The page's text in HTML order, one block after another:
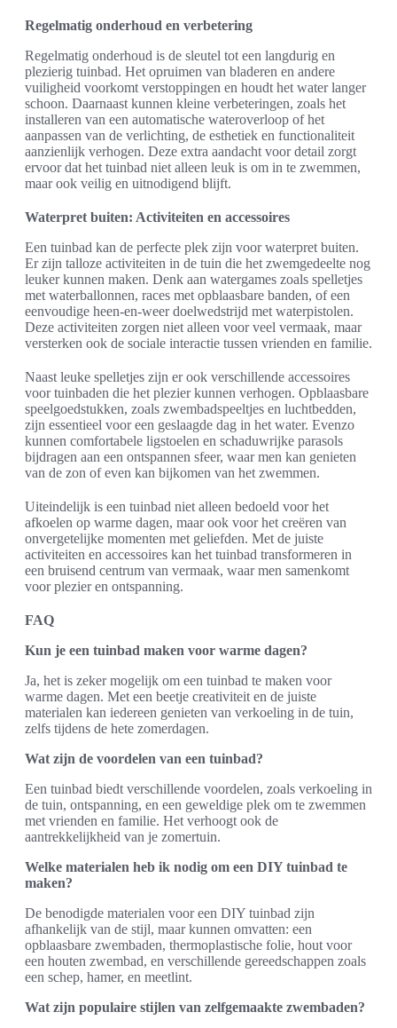
Regelmatig onderhoud en verbetering
Regelmatig onderhoud is de sleutel tot een langdurig en
plezierig tuinbad. Het opruimen van bladeren en andere
vuiligheid voorkomt verstoppingen en houdt het water langer
schoon. Daarnaast kunnen kleine verbeteringen, zoals het
installeren van een automatische wateroverloop of het
aanpassen van de verlichting, de esthetiek en functionaliteit
aanzienlijk verhogen. Deze extra aandacht voor detail zorgt
ervoor dat het tuinbad niet alleen leuk is om in te zwemmen,
maar ook veilig en uitnodigend blijft.
Waterpret buiten: Activiteiten en accessoires
Een tuinbad kan de perfecte plek zijn voor waterpret buiten.
Er zijn talloze activiteiten in de tuin die het zwemgedeelte nog
leuker kunnen maken. Denk aan watergames zoals spelletjes
met waterballonnen, races met opblaasbare banden, of een
eenvoudige heen-en-weer doelwedstrijd met waterpistolen.
Deze activiteiten zorgen niet alleen voor veel vermaak, maar
versterken ook de sociale interactie tussen vrienden en familie.
Naast leuke spelletjes zijn er ook verschillende accessoires
voor tuinbaden die het plezier kunnen verhogen. Opblaasbare
speelgoedstukken, zoals zwembadspeeltjes en luchtbedden,
zijn essentieel voor een geslaagde dag in het water. Evenzo
kunnen comfortabele ligstoelen en schaduwrijke parasols
bijdragen aan een ontspannen sfeer, waar men kan genieten
van de zon of even kan bijkomen van het zwemmen.
Uiteindelijk is een tuinbad niet alleen bedoeld voor het
afkoelen op warme dagen, maar ook voor het creëren van
onvergetelijke momenten met geliefden. Met de juiste
activiteiten en accessoires kan het tuinbad transformeren in
een bruisend centrum van vermaak, waar men samenkomt
voor plezier en ontspanning.
FAQ
Kun je een tuinbad maken voor warme dagen?
Ja, het is zeker mogelijk om een tuinbad te maken voor
warme dagen. Met een beetje creativiteit en de juiste
materialen kan iedereen genieten van verkoeling in de tuin,
zelfs tijdens de hete zomerdagen.
Wat zijn de voordelen van een tuinbad?
Een tuinbad biedt verschillende voordelen, zoals verkoeling in
de tuin, ontspanning, en een geweldige plek om te zwemmen
met vrienden en familie. Het verhoogt ook de
aantrekkelijkheid van je zomertuin.
Welke materialen heb ik nodig om een DIY tuinbad te
maken?
De benodigde materialen voor een DIY tuinbad zijn
afhankelijk van de stijl, maar kunnen omvatten: een
opblaasbare zwembaden, thermoplastische folie, hout voor
een houten zwembad, en verschillende gereedschappen zoals
een schep, hamer, en meetlint.
Wat zijn populaire stijlen van zelfgemaakte zwembaden?